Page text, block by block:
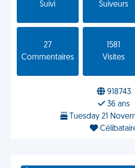
Suivi
Suiveurs
27
Commentaires
1581
Visites
918743
36 ans
Tuesday 21